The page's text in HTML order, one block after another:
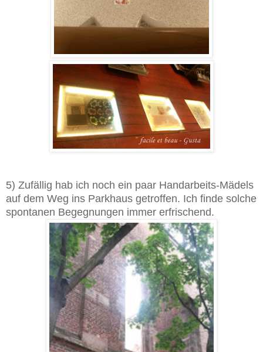
5) Zufällig hab ich noch ein paar Handarbeits-Mädels
auf dem Weg ins Parkhaus getroffen. Ich finde solche
spontanen Begegnungen immer erfrischend.